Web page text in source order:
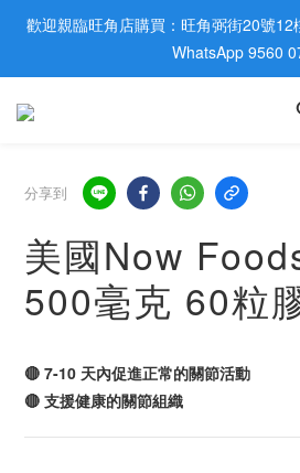
歡迎親臨旺角店購買：旺角弼街20號
WhatsApp 9560
歡迎親臨旺角店購買：旺角弼街20號
WhatsApp 9560
會員大升級 | 於12個月内消費滿$2200
網站購買滿$500，免運費送貨 | Free
Order
歡迎親臨旺角店購買：旺角弼街20號12
WhatsApp 9560
分享到
美國Now
500毫克 60粒
🔴 7-10 天內促進正常的關節活動
🔴 支援健康的關節組織